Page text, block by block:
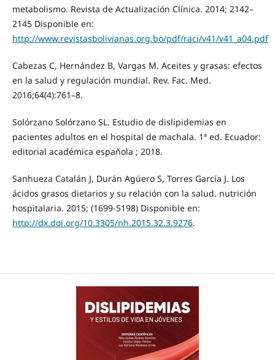
metabolismo. Revista de Actualización Clínica. 2014; 2142–
2145 Disponible en:
http://www.revistasbolivianas.org.bo/pdf/raci/v41/v41_a04.pdf
Cabezas C, Hernández B, Vargas M. Aceites y grasas: efectos
en la salud y regulación mundial. Rev. Fac. Med.
2016;64(4):761–8.
Solórzano Solórzano SL. Estudio de dislipidemias en
pacientes adultos en el hospital de machala. 1ª ed. Ecuador:
editorial académica española ; 2018.
Sanhueza Catalán J, Durán Agüero S, Torres García J. Los
ácidos grasos dietarios y su relación con la salud. nutrición
hospitalaria. 2015; (1699-5198) Disponible en:
http://dx.doi.org/10.3305/nh.2015.32.3.9276.